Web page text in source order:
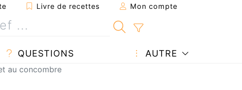
Livre de recettes Mon compte
QUESTIONS AUTRE
au concombre